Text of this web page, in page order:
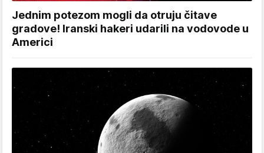
Jednim potezom mogli da otruju čitave
gradove! Iranski hakeri udarili na vodovode u
Americi